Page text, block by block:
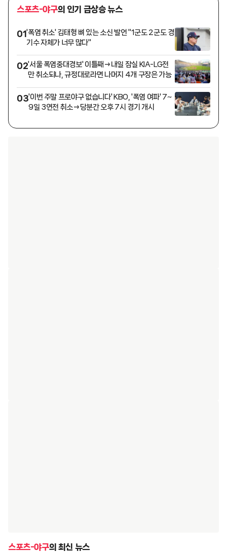
스포츠-야구의 인기 급상승 뉴스
01'폭염 취소' 김태형 뼈 있는 소신 발언 "1군도 2군도 경
기수 자체가 너무 많다"
02'서울 폭염중대경보' 이틀째→내일 잠실 KIA-LG전
만 취소되나, 규정대로라면 나머지 4개 구장은 가능
03'이번 주말 프로야구 없습니다' KBO, '폭염 여파' 7~
9일 3연전 취소→당분간 오후 7시 경기 개시
스포츠-야구의 최신 뉴스